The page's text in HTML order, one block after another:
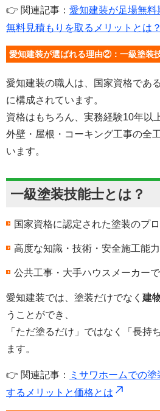
👉 関連記事： 愛知建装が足場無
無料見積もりを取るメリットとは？
愛知建装が選ばれる理由②：一級塗装
愛知建装の職人は、国家資格である
に構成されています。
資格はもちろん、実務経験10年以
外壁・屋根・コーキング工事の全
います。
一級塗装技能士とは？
国家資格に認定された塗装のプ
高度な知識・技術・安全施工能
公共工事・大手ハウスメーカー
愛知建装では、塗装だけでなく 建
うことができ、
「ただ塗るだけ」ではなく「長持
ます。
👉 関連記事：
ミサワホームでの
するメリットと価格とは